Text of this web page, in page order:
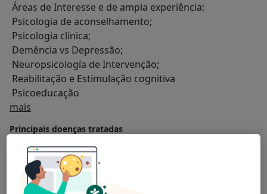
Áreas de Interesse e de ampla experiência:
Psicologia de aconselhamento;
Psicologia clínica;
Demência vs Depressão;
Neuropsicología de Intervenção;
Reabilitação e Estimulação cognitiva
Psicoeducação
mais
Principais doenças tratadas
Anomia
Transtornos da Alimentação
Transtornos da Memória